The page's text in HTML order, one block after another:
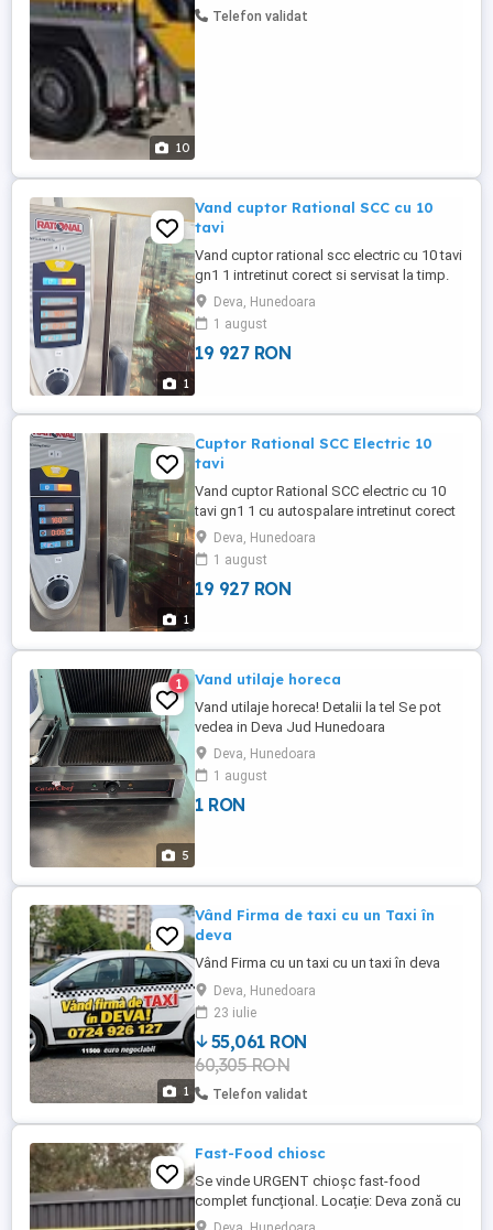
10
COMANDA FERMA si CONTRACT DE
Telefon validat
1
Vand cuptor Rational SCC cu 10
tavi
Vand cuptor rational scc electric cu 10 tavi
gn1 1 intretinut corect si servisat la timp.
Se poate proba si vedea in Deva Pret 3800
euro Tel
Deva, Hunedoara
1 august
19 927 RON
1
Cuptor Rational SCC Electric 10
tavi
Vand cuptor Rational SCC electric cu 10
tavi gn1 1 cu autospalare intretinut corect
si servisat la timp. Se poate vedea si
proba la Deva .
Deva, Hunedoara
1 august
19 927 RON
5
1 Vand utilaje horeca
Vand utilaje horeca! Detalii la tel Se pot
vedea in Deva Jud Hunedoara
Deva, Hunedoara
1 august
1 RON
1
Vând Firma de taxi cu un Taxi în
deva
Vând Firma cu un taxi cu un taxi în deva
Deva, Hunedoara
23 iulie
55,061 RON
60,305 RON
Telefon validat
Fast-Food chiosc
Se vinde URGENT chioșc fast-food
complet funcțional. Locație: Deva zonă cu
trafic pietonal și auto Tip afacere: street-